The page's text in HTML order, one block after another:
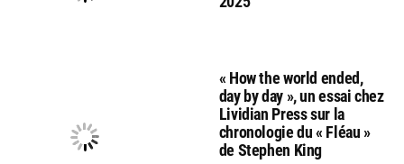
« How the world ended,
day by day », un essai chez
Lividian Press sur la
chronologie du « Fléau »
de Stephen King